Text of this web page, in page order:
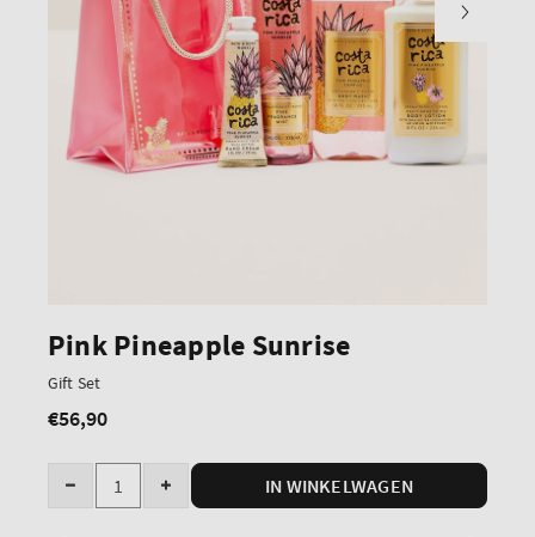
Pink Pineapple Sunrise
Gift Set
Normale
€56,90
Hoeveelheid
Verminder
Verhoog
IN WINKELWAGEN